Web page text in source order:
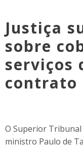
Justiça
sobre
serviços
contrato
O Superior Tribunal
ministro Paulo de